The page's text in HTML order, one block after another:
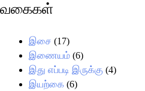
வகைகள்
இசை (17)
இணையம் (6)
இது எப்படி இருக்கு (4)
இயற்கை (6)